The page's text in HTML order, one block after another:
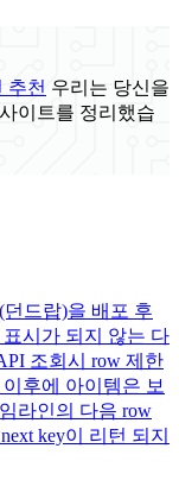
추천 우리는 당신을
이트를 정리했습
드랍)을 배포 후
시가 되지 않는 다
조회시 row 제한
후에 아이템은 보
라인의 다음 row
key이 리턴 되지